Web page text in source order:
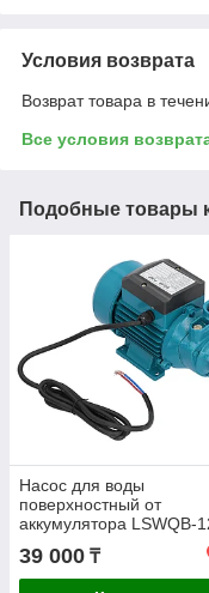
Условия возврата
Возврат товара в
Все условия
Подобные товары
Насос для воды
поверхностный от
аккумулятора LSWQB-
15м, 1,5м3/ч, 12В
39 000 ₸